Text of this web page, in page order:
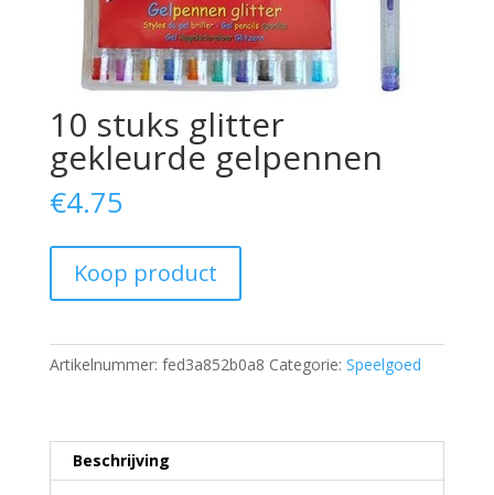
10 stuks glitter
gekleurde gelpennen
€4.75
Koop product
Artikelnummer: fed3a852b0a8 Categorie: Speelgoed
Beschrijving